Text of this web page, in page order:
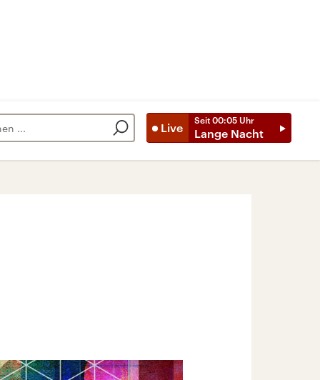
Live
Seit 00:05 Uhr
Lange Nacht